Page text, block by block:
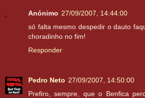
Anónimo 27/09/2007, 14:44:00
só falta mesmo despedir o dauto
choradinho no fim!
Responder
Pedro Neto 27/09/2007, 14:50:00
Prefiro, sempre, que o Benfica